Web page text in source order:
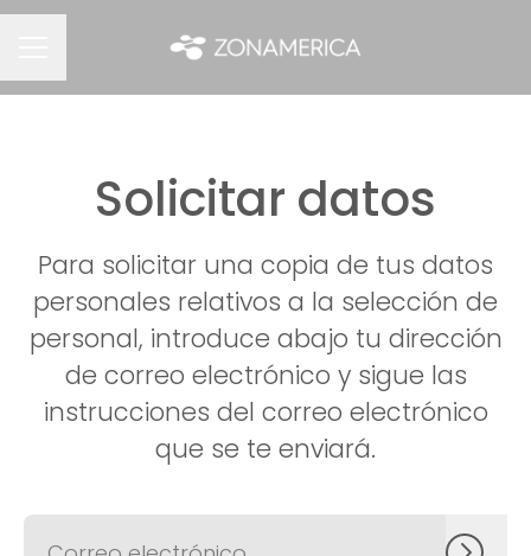
Solicitar datos
Para solicitar una copia de tus datos
personales relativos a la selección de
personal, introduce abajo tu dirección
de correo electrónico y sigue las
instrucciones del correo electrónico
que se te enviará.